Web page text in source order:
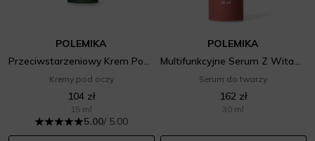
POLEMIKA
Przeciwstarzeniowy Krem Pod Oczy Z Efektem Rozświetlenia
Kremy pod oczy
104 zł
15 ml
5.00/ 5.00
POLEMIKA
Multifunkcyjne Serum Z Witamina C i Niacynamidem
Serum do twarzy
162 zł
30 ml